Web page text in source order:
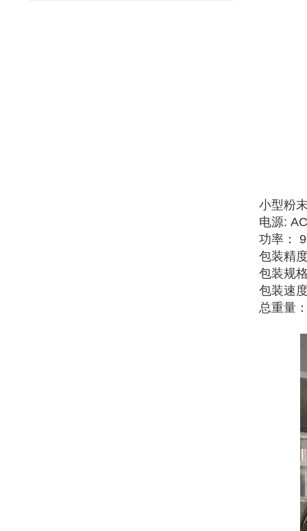
小型粉
电源:
功率：
包装精
包装规
包装速
总重量